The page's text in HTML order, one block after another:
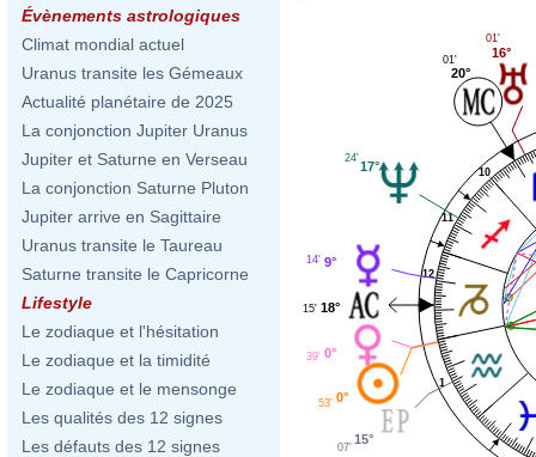
Évènements astrologiques
Climat mondial actuel
Uranus transite les Gémeaux
Actualité planétaire de 2025
La conjonction Jupiter Uranus
Jupiter et Saturne en Verseau
La conjonction Saturne Pluton
Jupiter arrive en Sagittaire
Uranus transite le Taureau
Saturne transite le Capricorne
Lifestyle
Le zodiaque et l'hésitation
Le zodiaque et la timidité
Le zodiaque et le mensonge
Les qualités des 12 signes
Les défauts des 12 signes
1
10
11
12
16°
01'
20°
01'
17°
24'
9°
14'
18°
15'
0°
39'
0°
53'
15°
07'